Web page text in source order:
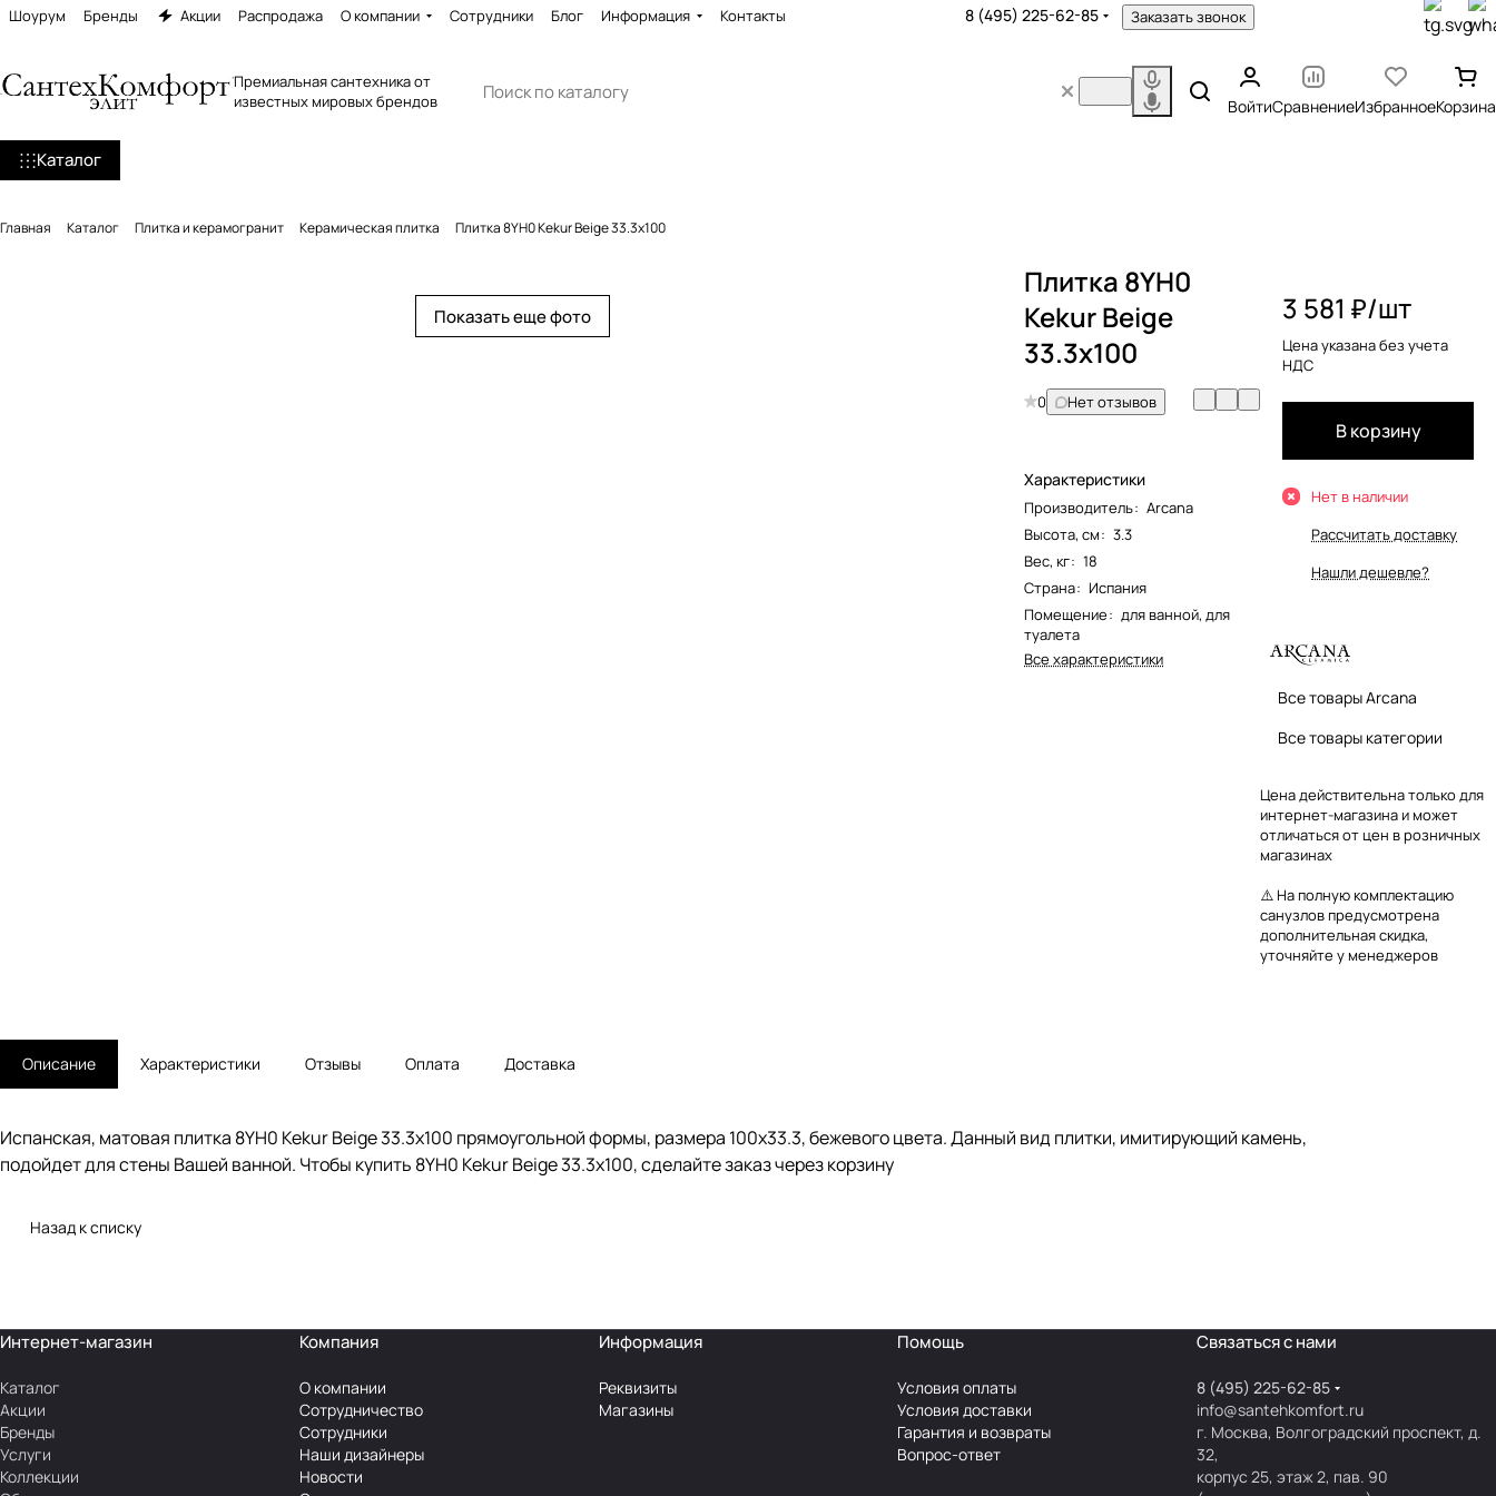
Шоурум Бренды Акции Распродажа О компании Сотрудники Блог Информация Контакты 8 (495) 225-62-85 Заказать звонок
Премиальная сантехника от
известных мировых брендов
ВойтиСравнениеИзбранноеКорзина
Каталог
Главная Каталог Плитка и керамогранит Керамическая плитка Плитка 8YH0 Kekur Beige 33.3x100
Показать еще фото
Плитка 8YH0
Kekur Beige
33.3x100
0 Нет отзывов
Характеристики
Производитель: Arcana
Высота, см: 3.3
Вес, кг: 18
Страна: Испания
Помещение: для ванной, для
туалета
Все характеристики
3 581 ₽/шт
Цена указана без учета
НДС
В корзину
Нет в наличии
Рассчитать доставку
Нашли дешевле?
Все товары Arcana
Все товары категории
Цена действительна только для
интернет-магазина и может
отличаться от цен в розничных
магазинах
⚠️ На полную комплектацию
санузлов предусмотрена
дополнительная скидка,
уточняйте у менеджеров
Описание Характеристики Отзывы Оплата Доставка
Испанская, матовая плитка 8YH0 Kekur Beige 33.3x100 прямоугольной формы, размера 100x33.3, бежевого цвета. Данный вид плитки, имитирующий камень,
подойдет для стены Вашей ванной. Чтобы купить 8YH0 Kekur Beige 33.3x100, сделайте заказ через корзину
Назад к списку
Интернет-магазин
Каталог
Акции
Бренды
Услуги
Коллекции
Компания
О компании
Сотрудничество
Сотрудники
Наши дизайнеры
Новости
Информация
Реквизиты
Магазины
Помощь
Условия оплаты
Условия доставки
Гарантия и возвраты
Вопрос-ответ
Связаться с нами
8 (495) 225-62-85
info@santehkomfort.ru
г. Москва, Волгоградский проспект, д.
32,
корпус 25, этаж 2, пав. 90